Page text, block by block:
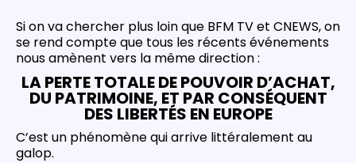
Si on va chercher plus loin que BFM TV et CNEWS, on
se rend compte que tous les récents événements
nous amènent vers la même direction :
LA PERTE TOTALE DE POUVOIR D’ACHAT,
DU PATRIMOINE, ET PAR CONSÉQUENT
DES LIBERTÉS EN EUROPE
C’est un phénomène qui arrive littéralement au
galop.